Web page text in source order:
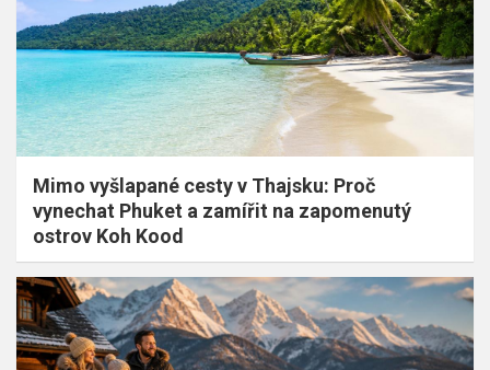
Mimo vyšlapané cesty v Thajsku: Proč
vynechat Phuket a zamířit na zapomenutý
ostrov Koh Kood